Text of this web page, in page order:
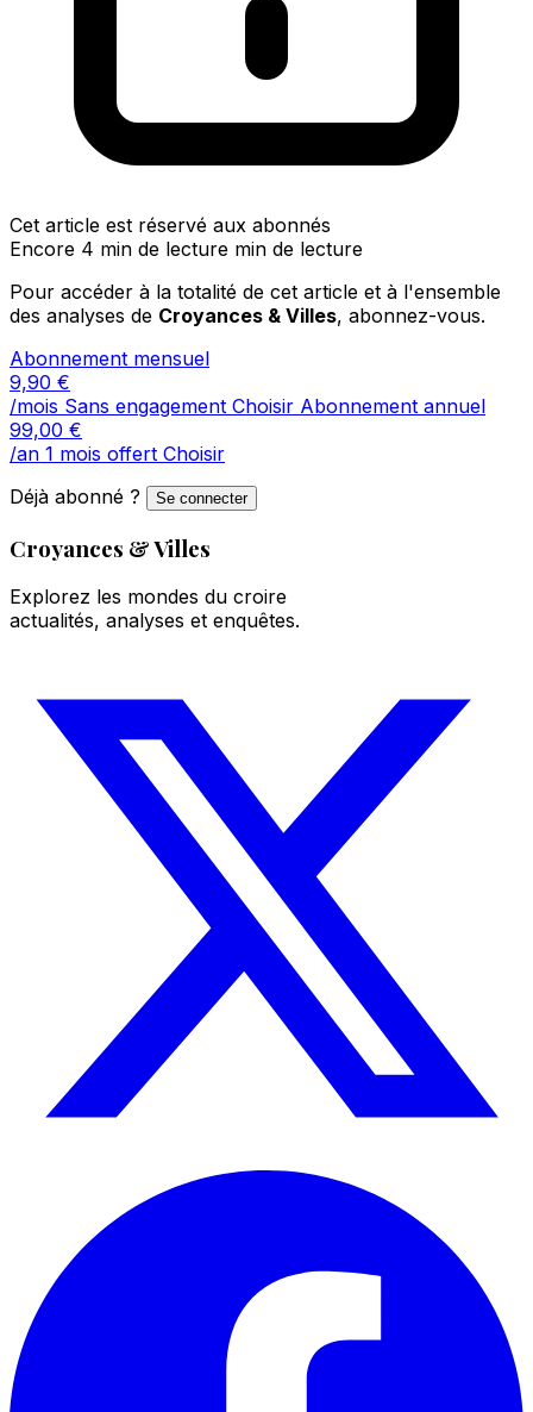
Cet article est réservé aux abonnés
Encore 4 min de lecture min de lecture
Pour accéder à la totalité de cet article et à l'ensemble
des analyses de Croyances & Villes, abonnez-vous.
Abonnement mensuel
9,90 €
/mois Sans engagement Choisir Abonnement annuel
99,00 €
/an 1 mois offert Choisir
Déjà abonné ?
Se connecter
Croyances & Villes
Explorez les mondes du croire
actualités, analyses et enquêtes.